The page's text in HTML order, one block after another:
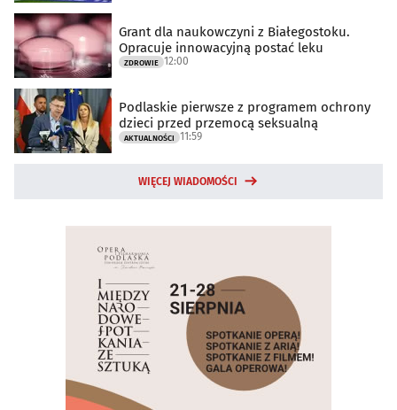
Grant dla naukowczyni z Białegostoku.
Opracuje innowacyjną postać leku
ZDROWIE 12:00
Podlaskie pierwsze z programem ochrony
dzieci przed przemocą seksualną
AKTUALNOŚCI 11:59
WIĘCEJ WIADOMOŚCI